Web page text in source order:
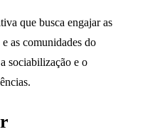
que busca engajar as
as comunidades do
sociabilização e o